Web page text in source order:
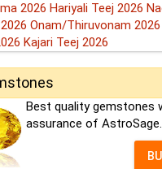
2026 Hariyali Teej 2026
Onam/Thiruvonam 2026
Kajari Teej 2026
Best quality gemstones
assurance of